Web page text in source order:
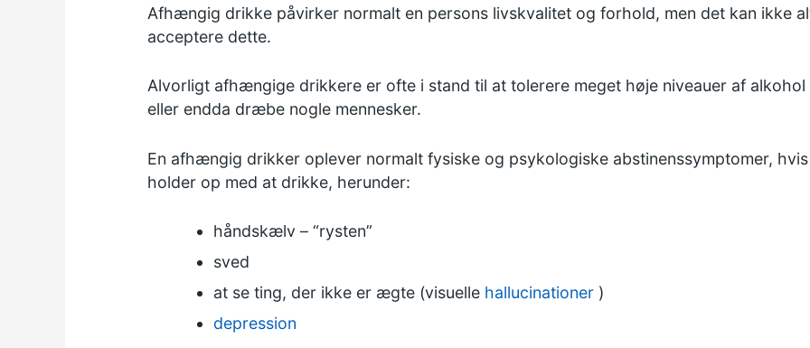
Afhængig drikke påvirker normalt en persons livskvalitet og forhold, men det kan ikke
acceptere dette.
Alvorligt afhængige drikkere er ofte i stand til at tolerere meget høje niveauer af
eller endda dræbe nogle mennesker.
En afhængig drikker oplever normalt fysiske og psykologiske abstinenssymptomer,
holder op med at drikke, herunder:
håndskælv – “rysten”
sved
at se ting, der ikke er ægte (visuelle hallucinationer )
depression